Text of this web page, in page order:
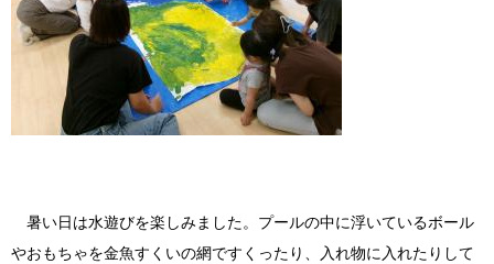
暑い日は水遊びを楽しみました。プールの中に浮いているボール
やおもちゃを金魚すくいの網ですくったり、入れ物に入れたりして